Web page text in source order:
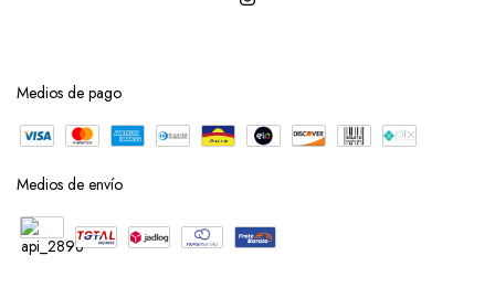
Medios de pago
Medios de envío